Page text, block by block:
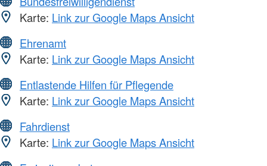
Karte: Link zur Google Maps Ansicht
Ehrenamt
Karte: Link zur Google Maps Ansicht
Entlastende Hilfen für Pflegende
Karte: Link zur Google Maps Ansicht
Fahrdienst
Karte: Link zur Google Maps Ansicht